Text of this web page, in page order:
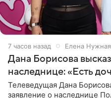
7 часов назад Елена Нужная
Дана Борисова
наследнице: «Есть
Телеведущая Дана
заявление о наследнице